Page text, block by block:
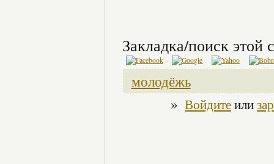
Закладка/поиск этой
молодёжь
» Войдитеили